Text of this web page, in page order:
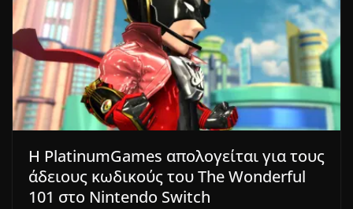
Η PlatinumGames απολογείται για τους
άδειους κωδικούς του The Wonderful
101 στο Nintendo Switch